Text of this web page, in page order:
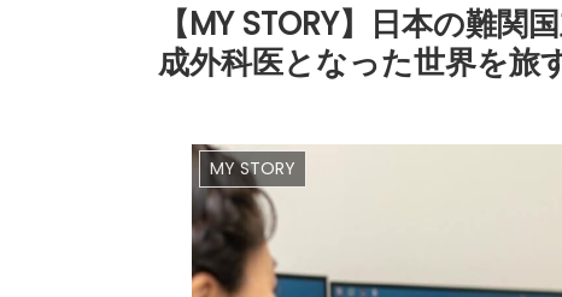
【MY STORY】日本の難
成外科医となった世界を旅
MY STORY